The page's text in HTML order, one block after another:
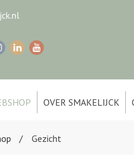
OVER SMAKELIJCK
Gezicht